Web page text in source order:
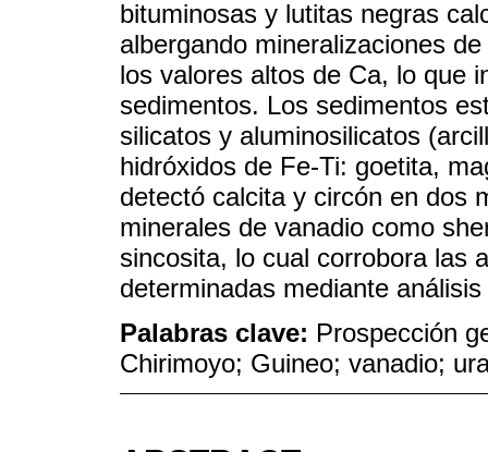
bituminosas y lutitas negras
albergando mineralizaciones
los valores altos de Ca, lo que
sedimentos. Los sedimentos
silicatos y aluminosilicatos
hidróxidos de Fe-Ti: goetita,
detectó calcita y circón en dos
minerales de vanadio como
sincosita, lo cual corrobora las
determinadas mediante
Palabras clave: Prospección
Chirimoyo; Guineo; vanadio;